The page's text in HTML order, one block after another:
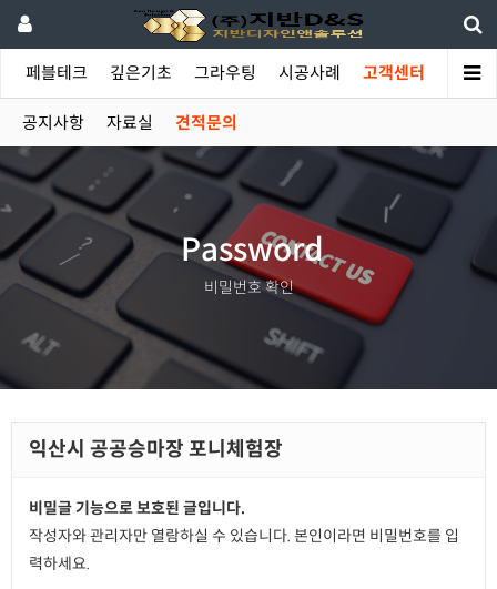
페블테크 깊은기초 그라우팅 시공사례 고객센터
공지사항 자료실 견적문의
Password
비밀번호 확인
익산시 공공승마장 포니체험장
비밀글 기능으로 보호된 글입니다.
작성자와 관리자만 열람하실 수 있습니다. 본인이라면 비밀번호를 입
력하세요.